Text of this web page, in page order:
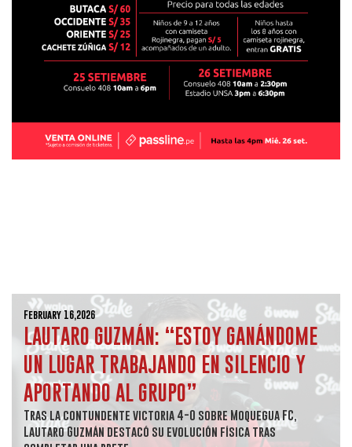
February 16,2026
LAUTARO GUZMÁN: “ESTOY GANÁNDOME
UN LUGAR TRABAJANDO EN SILENCIO Y
APORTANDO AL GRUPO”
Tras la contundente victoria 4-0 sobre Moquegua FC,
Lautaro Guzmán destacó su evolución física tras